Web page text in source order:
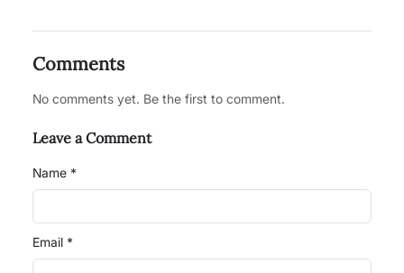
Comments
No comments yet. Be the first to comment.
Leave a Comment
Name *
Email *